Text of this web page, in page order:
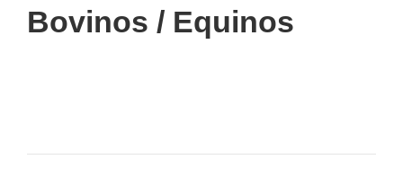
Bovinos / Equinos